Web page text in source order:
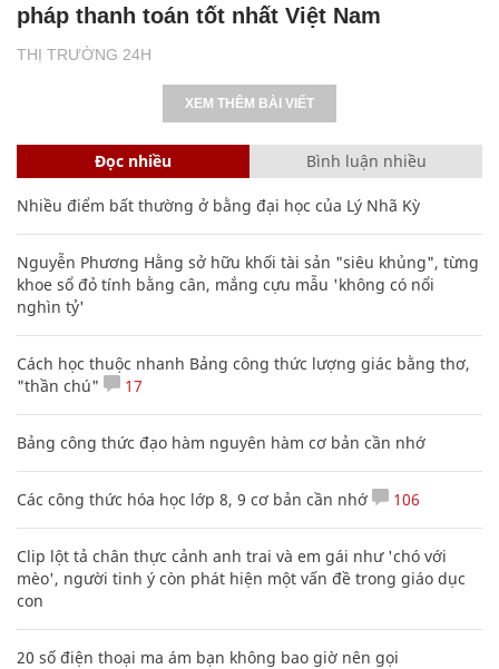
THỊ TRƯỜNG 24H
pháp thanh toán tốt nhất Việt Nam
XEM THÊM BÀI VIẾT
Đọc nhiều Bình luận nhiều
Nhiều điểm bất thường ở bằng đại học của Lý Nhã Kỳ
Nguyễn Phương Hằng sở hữu khối tài sản "siêu khủng", từng
khoe sổ đỏ tính bằng cân, mắng cựu mẫu 'không có nổi
nghìn tỷ'
Cách học thuộc nhanh Bảng công thức lượng giác bằng thơ,
"thần chú"
17
Bảng công thức đạo hàm nguyên hàm cơ bản cần nhớ
Các công thức hóa học lớp 8, 9 cơ bản cần nhớ 106
Clip lột tả chân thực cảnh anh trai và em gái như 'chó với
mèo', người tinh ý còn phát hiện một vấn đề trong giáo dục
con
20 số điện thoại ma ám bạn không bao giờ nên gọi